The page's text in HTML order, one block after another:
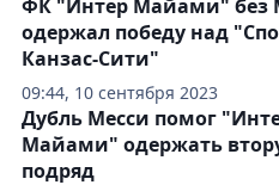
09:44, 10 сентября 2023
ФК "Интер Майами" без
одержал победу над
Канзас-Сити"
Дубль Месси помог
Майами" одержать
подряд